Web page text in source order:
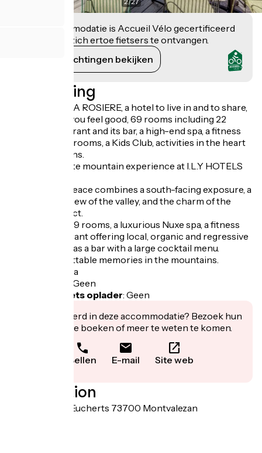
Deze accommodatie is Accueil Vélo gecertificeerd
en verbindt zich ertoe fietsers te ontvangen.
Haar verplichtingen bekijken
Beschrijving
I.L.Y HOTELS LA ROSIERE, a hotel to live in and to share,
a hotel where you feel good, 69 rooms including 22
suites, a restaurant and its bar, a high-end spa, a fitness
room, seminar rooms, a Kids Club, activities in the heart
of the mountains.
Live the ultimate mountain experience at I.L.Y HOTELS
Our haven of peace combines a south-facing exposure, a
breathtaking view of the valley, and the charm of the
Eucherts district.
Discover our 69 rooms, a luxurious Nuxe spa, a fitness
room, a restaurant offering local, organic and regressive
cuisine, as well as a bar with a large cocktail menu.
All for unforgettable memories in the mountains.
Ja
Geen
Elektrische fiets oplader: Geen
Geïnteresseerd in deze accommodatie? Bezoek hun
website om te boeken of meer te weten te komen.
Bellen E-mail Site web
Localisation
227 route des Eucherts 73700 Montvalezan